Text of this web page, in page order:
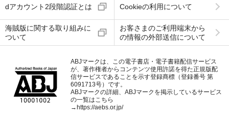
dアカウント2段階認証とは Cookieの利用について
海賊版に関する取り組みに
ついて
お客さまのご利用端末から
の情報の外部送信について
ABJマークは、この電子書店・電子書籍配信サービス
が、著作権者からコンテンツ使用許諾を得た正規版配
信サービスであることを示す登録商標（登録番号 第
6091713号）です。
ABJマークの詳細、ABJマークを掲示しているサービス
の一覧はこちら
→ https://aebs.or.jp/